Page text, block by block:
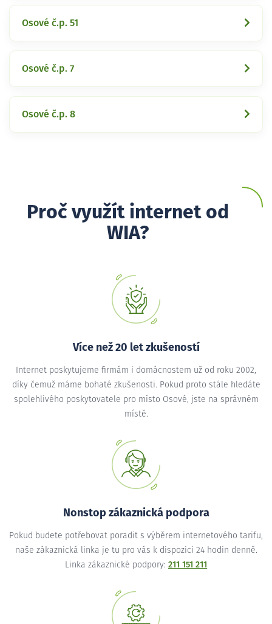
Osové č.p. 51
Osové č.p. 7
Osové č.p. 8
Proč využít internet od
WIA?
Více než 20 let zkušeností
Internet poskytujeme firmám i domácnostem už od roku 2002,
díky čemuž máme bohaté zkušenosti. Pokud proto stále hledáte
spolehlivého poskytovatele pro místo Osové, jste na správném
místě.
Nonstop zákaznická podpora
Pokud budete potřebovat poradit s výběrem internetového tarifu,
naše zákaznická linka je tu pro vás k dispozici 24 hodin denně.
Linka zákaznické podpory: 211 151 211